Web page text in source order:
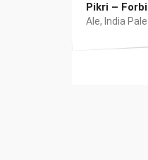
Pikri –
Ale, India